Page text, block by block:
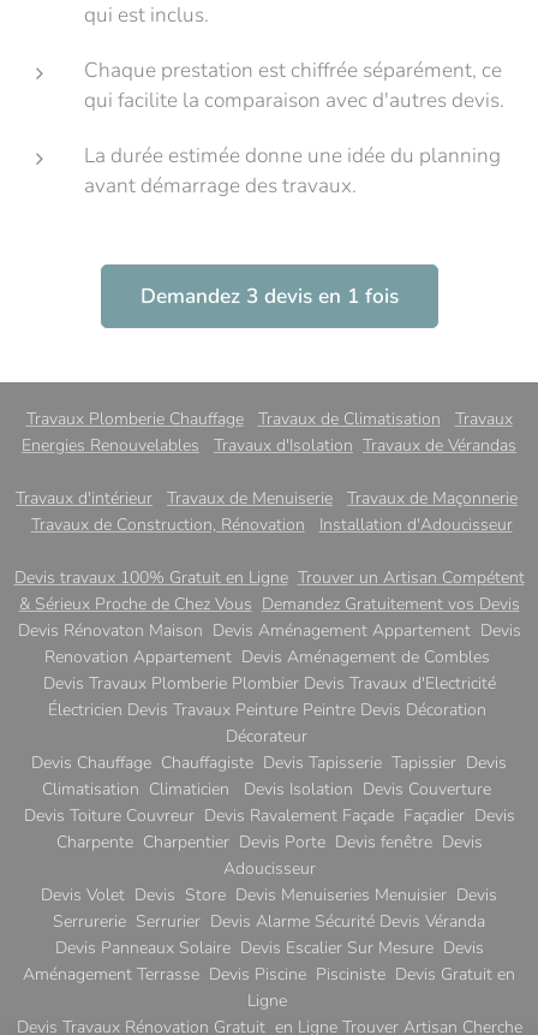
qui est inclus.
Chaque prestation est chiffrée séparément, ce
qui facilite la comparaison avec d'autres devis.
La durée estimée donne une idée du planning
avant démarrage des travaux.
Demandez 3 devis en 1 fois
Travaux Plomberie Chauffage Travaux de Climatisation
Travaux
Energies Renouvelables
Travaux d'Isolation Travaux de Vérandas
Travaux d'intérieur Travaux de Menuiserie
Travaux de Maçonnerie
Travaux de Construction, Rénovation
Installation d'Adoucisseur
Devis travaux 100% Gratuit en Ligne Trouver un Artisan Compétent
& Sérieux Proche de Chez Vous Demandez Gratuitement vos Devis
Devis Rénovaton Maison Devis Aménagement Appartement Devis
Renovation Appartement Devis Aménagement de Combles
Devis Travaux Plomberie Plombier Devis Travaux d'Electricité
Électricien Devis Travaux Peinture Peintre Devis Décoration
Décorateur
Devis Chauffage Chauffagiste Devis Tapisserie Tapissier Devis
Climatisation Climaticien Devis Isolation Devis Couverture
Devis Toiture Couvreur Devis Ravalement Façade Façadier Devis
Charpente Charpentier Devis Porte Devis fenêtre Devis
Adoucisseur
Devis Volet Devis Store Devis Menuiseries Menuisier Devis
Serrurerie Serrurier Devis Alarme Sécurité Devis Véranda
Devis Panneaux Solaire Devis Escalier Sur Mesure Devis
Aménagement Terrasse Devis Piscine Pisciniste Devis Gratuit en
Ligne
Devis Travaux Rénovation Gratuit en Ligne Trouver Artisan Cherche